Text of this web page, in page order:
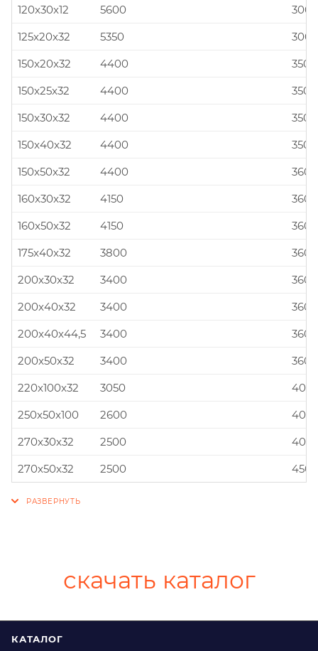
120x30x12
5600
125x20x32
5350
150x20x32
4400
150x25x32
4400
150x30x32
4400
150x40x32
4400
150x50x32
4400
160x30x32
4150
160x50x32
4150
175x40x32
3800
200x30x32
3400
200x40x32
3400
200x40x44,5
3400
200x50x32
3400
220x100x32
3050
250x50x100
2600
270x30x32
2500
270x50x32
2500
скачать каталог
КАТАЛОГ